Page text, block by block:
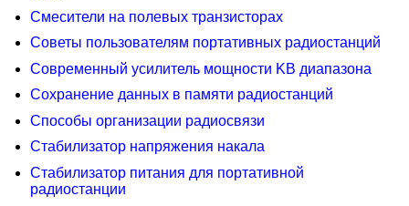
Смесители на полевых транзисторах
Советы пользователям портативных радиостанций
Современный усилитель мощности KB диапазона
Сохранение данных в памяти радиостанций
Способы организации радиосвязи
Стабилизатор напряжения накала
Стабилизатор питания для портативной
радиостанции